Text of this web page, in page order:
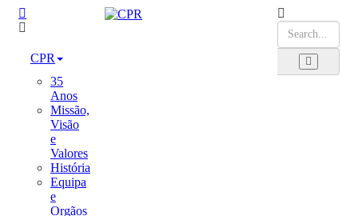
CPR
35
Anos
Missão,
Visão
e
Valores
História
Equipa
e
Orgãos